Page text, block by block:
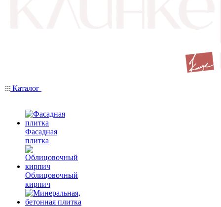
Каталог
Фасадная
плитка
Облицовочный
кирпич